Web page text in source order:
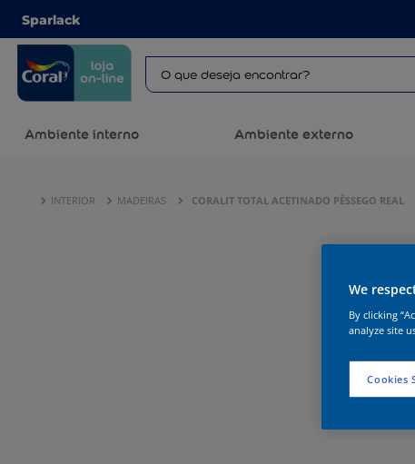
Sparlack
Ambiente interno Ambiente externo
INTERIOR MADEIRAS CORALIT TOTAL ACETINADO PÊSSEGO REAL
We
By clicking
analyze site
Cookies